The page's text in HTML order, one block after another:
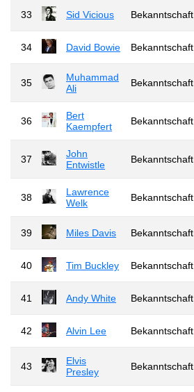
33 Sid Vicious Bekanntschaft
34 David Bowie Bekanntschaft
35
Muhammad
Ali
Bekanntschaft
36
Bert
Kaempfert
Bekanntschaft
37
John
Entwistle
Bekanntschaft
38
Lawrence
Welk
Bekanntschaft
39 Miles Davis Bekanntschaft
40 Tim Buckley Bekanntschaft
41 Andy White Bekanntschaft
42 Alvin Lee Bekanntschaft
43
Elvis
Presley
Bekanntschaft